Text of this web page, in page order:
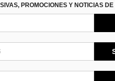
PROMOCIONES Y NOTICIAS DE